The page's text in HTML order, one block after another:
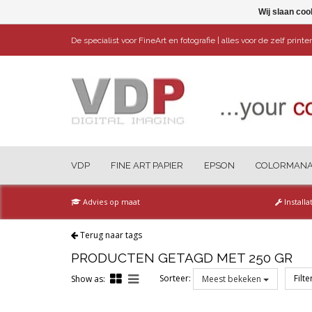
De specialist voor FineArt en fotografie | alles voor de zelf
VDP FINE ART PAPIER EPSON
Advies op maat
Terug naar tags
PRODUCTEN GETAGD MET 250 GR
Show as: Sorteer: Meest bekeken
Wij slaan